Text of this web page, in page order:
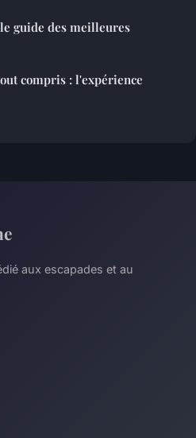
guide des meilleures
compris : l'expérience
aux escapades et au